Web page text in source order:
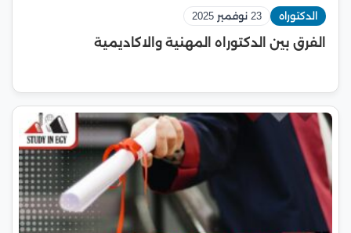
الدكتوراه 23 نوفمبر 2025
الفرق بين الدكتوراه المهنية والاكاديمية